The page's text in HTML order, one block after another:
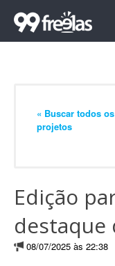
« Buscar todos os
projetos
Edição
destaque
08/07/2025 às 22:38